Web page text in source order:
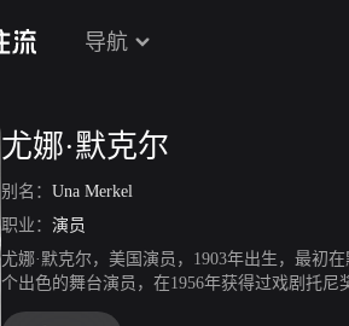
导航
尤娜·默克尔
别名： Una Merkel
职业： 演员
尤娜·默克尔，美国演员，1903年出生，最初
个出色的舞台演员，在1956年获得过戏剧托
妇》、《百老汇的旋律》、《我心中的歌》等